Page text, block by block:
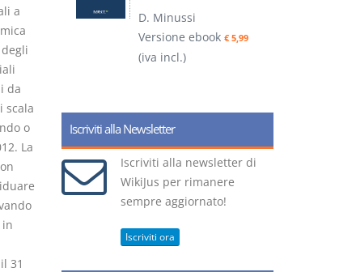
a
da
scala
o
La
in
31
€ 6,99
D. Minussi
Versione ebook € 5,99
(iva incl.)
Iscriviti alla Newsletter
Iscriviti alla newsletter di
WikiJus per rimanere
sempre aggiornato!
Iscriviti ora